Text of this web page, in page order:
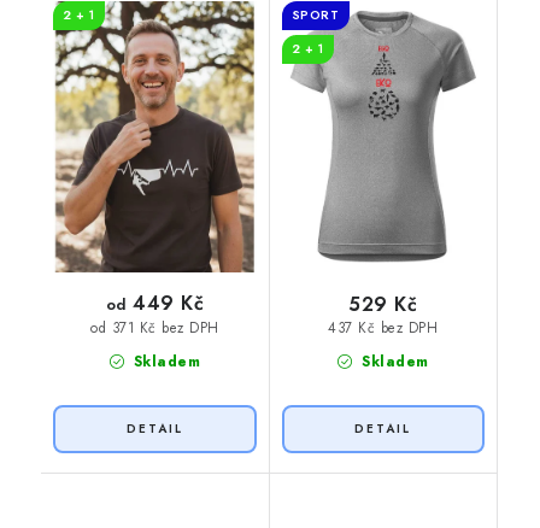
2 + 1
Skladem
od 371 Kč bez DPH
od 449 Kč
SPORT
2 + 1
Skladem
437 Kč bez DPH
529 Kč